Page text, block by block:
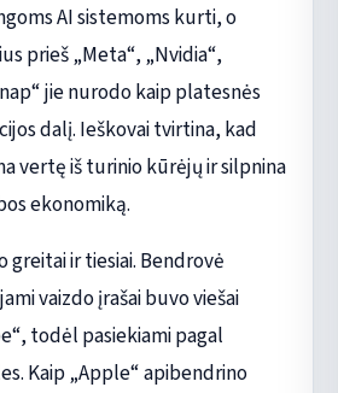
AI sistemoms kurti, o
prieš „Meta“, „Nvidia“,
jie nurodo kaip platesnės
dalį. Ieškovai tvirtina, kad
vertę iš turinio kūrėjų ir silpnina
ekonomiką.
greitai ir tiesiai. Bendrovė
vaizdo įrašai buvo viešai
todėl pasiekiami pagal
Kaip „Apple“ apibendrino